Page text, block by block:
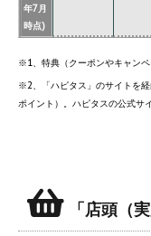
年7月
時点)
※1、特典（クーポンやキャンペ
※2、「ハピタス」のサイトを
ポイント）。ハピタスの公式サ
「店頭（